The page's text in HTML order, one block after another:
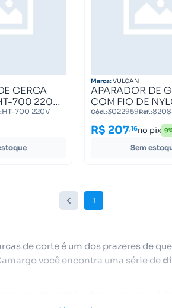
CERCA
700 220V
HT-700 220V
Marca:VULCAN
APARADOR DE
COM FIO DE
1500WATTS
VA1500E1
82085
Cód.:3022959Ref.:
R$ 207,16no pix
Sem
1
de corte é um dos prazeres de
você encontra uma série de